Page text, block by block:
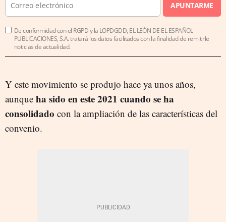
APUNTARME
De conformidad con el RGPD y la LOPDGDD, EL LEÓN DE EL ESPAÑOL
PUBLICACIONES, S.A. tratará los datos facilitados con la finalidad de remitirle
noticias de actualidad.
Y este movimiento se produjo hace ya unos años,
aunque ha sido en este 2021 cuando se ha
consolidado con la ampliación de las características del
convenio.